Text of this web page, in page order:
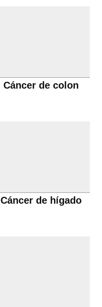
Cáncer de colon
Cáncer de hígado